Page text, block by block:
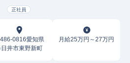
正社員
0816愛知県
井市東野新町
月給25万円～27万円